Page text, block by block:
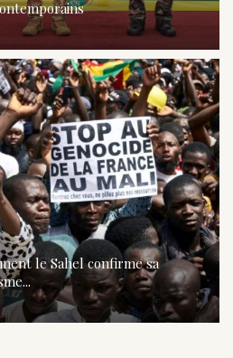
le Sahel confirme sa